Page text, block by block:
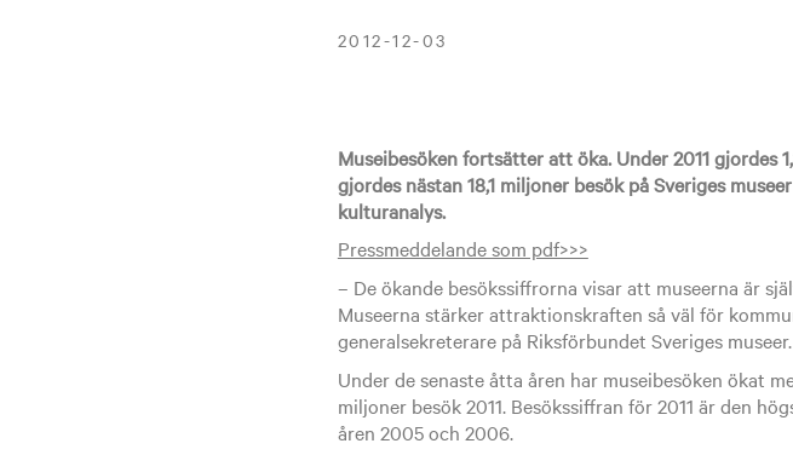
2012-12-03
Museibesöken fortsätter att öka. Under 2011 gjordes
gjordes nästan 18,1 miljoner besök på Sveriges
kulturanalys.
Pressmeddelande som pdf>>>
– De ökande besökssiffrorna visar att museerna är
Museerna stärker attraktionskraften så väl för
generalsekreterare på Riksförbundet Sveriges museer.
Under de senaste åtta åren har museibesöken ökat
miljoner besök 2011. Besökssiffran för 2011 är den
åren 2005 och 2006.